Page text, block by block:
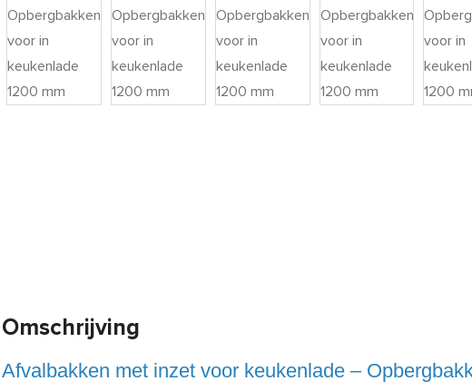
Omschrijving
Afvalbakken met inzet voor keukenlade –